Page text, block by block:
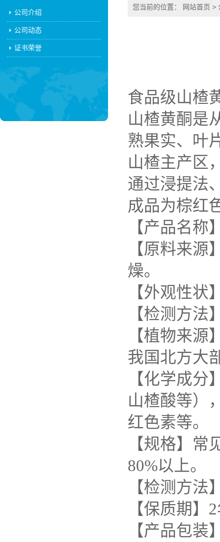
公司介绍
公司动态
证书荣誉
您当前的位置： 网站首页 >
食品级山楂
山楂黄酮是
熟果实、叶
山楂主产区
通过浸提法
成品为棕红
【产品名称
【原料来
燥。
【外观性状
【检测方法
【植物来源
我国北方大
【化学成
山楂酸等）
红色素等。
【规格】常
80%以上。
【检测方
【保质期】
【产品包装